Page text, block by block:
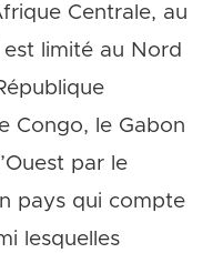
Centrale, au
limité au Nord
Congo, le Gabon
par le
pays qui compte
lesquelles